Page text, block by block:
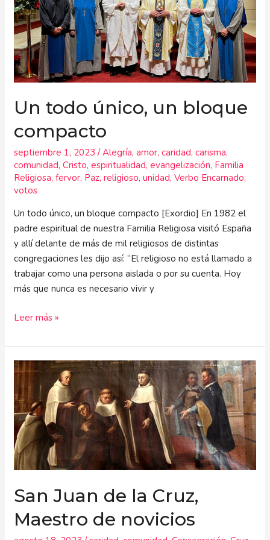
Un todo único, un bloque
compacto
septiembre 1, 2023/Alegría,amor,caridad,carisma,
comunidad,Cristo,espiritualidad,evangelización, Familia
Religiosa,fervor, Paz,religioso,unidad,Verbo Encarnado,
votos
Un todo único, un bloque compacto [Exordio] En 1982 el
padre espiritual de nuestra Familia Religiosa visitó España
y allí delante de más de mil religiosos de distintas
congregaciones les dijo así: “El religioso no está llamado a
trabajar como una persona aislada o por su cuenta. Hoy
más que nunca es necesario vivir y
bloque
compacto
Leer más »
San Juan de la Cruz,
Maestro de novicios
San
Juan
de
la
Cruz,
Maestro
de
novicios